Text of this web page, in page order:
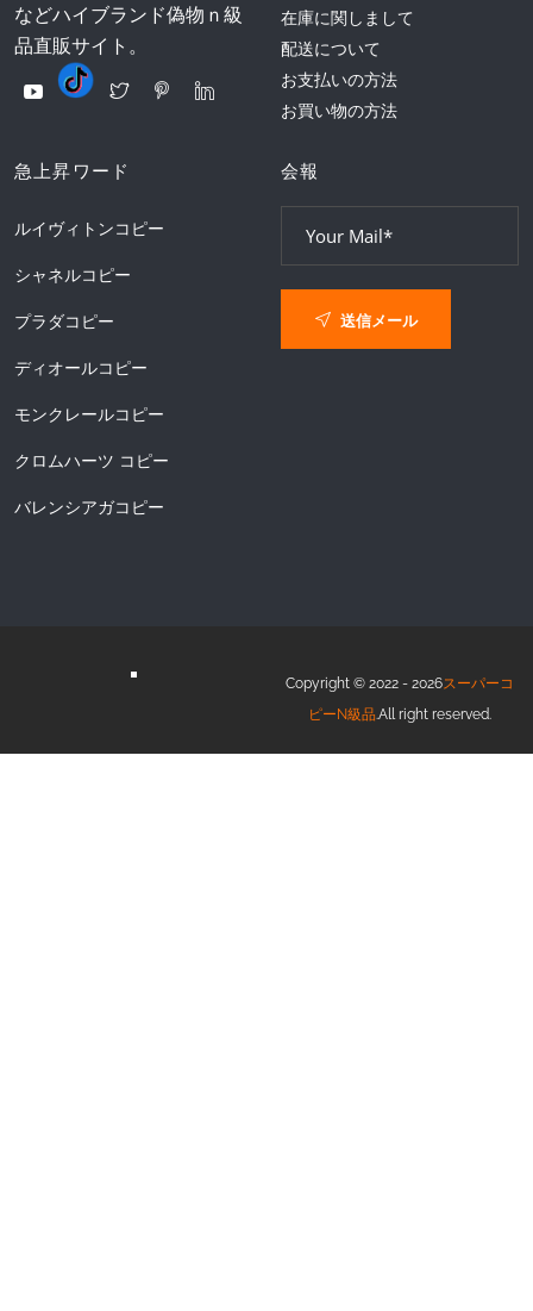
などハイブランド偽物ｎ級
品直販サイト。
在庫に関しまして
配送について
お支払いの方法
お買い物の方法
急上昇ワード
ルイヴィトンコピー
シャネルコピー
プラダコピー
ディオールコピー
モンクレールコピー
クロムハーツ コピー
バレンシアガコピー
会報
送信メール
Copyright © 2022 - 2026スーパーコ
ピーN級品.All right reserved.